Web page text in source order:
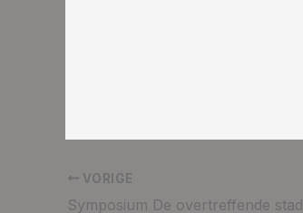
VORIGE
Symposium De overtreffende stad